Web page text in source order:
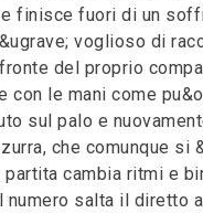
finisce fuori di un
voglioso di
del proprio
con le mani come
sul palo e
che comunque si
partita cambia ritmi e
numero salta il diretto